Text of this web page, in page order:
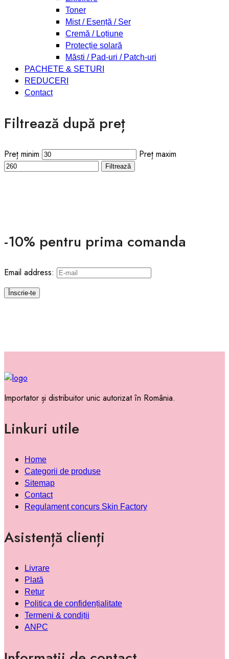
Toner
Mist / Esență / Ser
Cremă / Loțiune
Protecție solară
Măști / Pad-uri / Patch-uri
PACHETE & SETURI
REDUCERI
Contact
Filtrează după preț
Preț minim Preț maxim
Filtrează
-10% pentru prima comanda
Email address:
Importator și distribuitor unic autorizat în România.
Linkuri utile
Home
Categorii de produse
Sitemap
Contact
Regulament concurs Skin Factory
Asistență clienți
Livrare
Plată
Retur
Politica de confidențialitate
Termeni & condiții
ANPC